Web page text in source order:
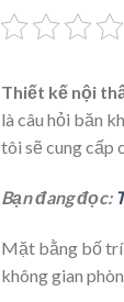
Thiết kế nội
là câu hỏi băn
tôi sẽ cung cấp
Bạn đang đọc:
Mặt bằng bố trí
không gian